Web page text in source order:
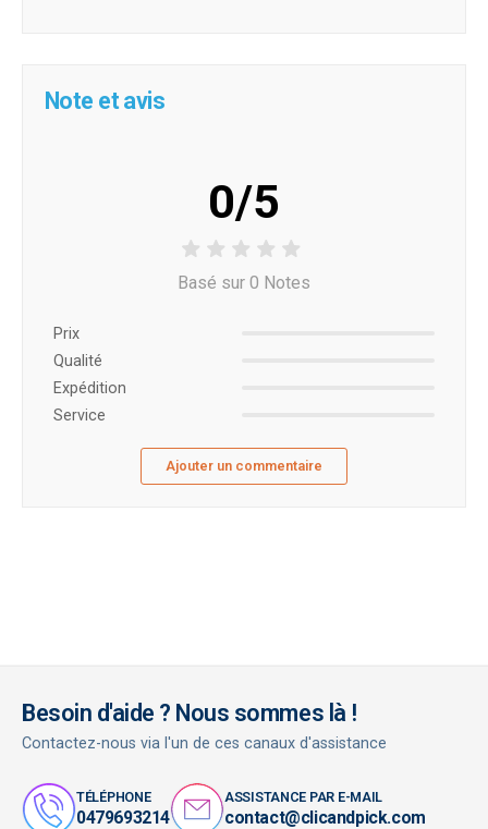
Note et avis
0/5
Basé sur 0 Notes
Prix ​​
Qualité
Expédition
Service
Ajouter un commentaire
Besoin d'aide ? Nous sommes là !
Contactez-nous via l'un de ces canaux d'assistance
TÉLÉPHONE
0479693214
ASSISTANCE PAR E-MAIL
contact@clicandpick.com